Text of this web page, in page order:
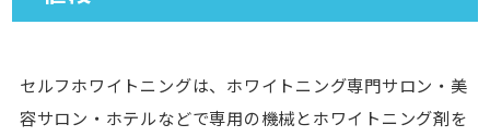
セルフホワイトニングは、ホワイトニング専門サロン・美
容サロン・ホテルなどで専用の機械とホワイトニング剤を